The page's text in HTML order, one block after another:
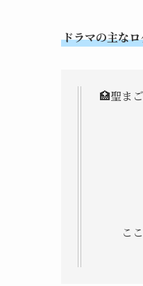
ドラマの主な
🏥聖ま
こ